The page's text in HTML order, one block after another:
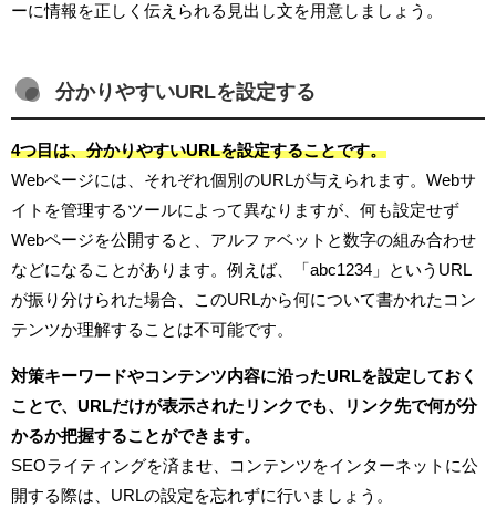
ーに情報を正しく伝えられる見出し文を用意しましょう。
分かりやすいURLを設定する
4つ目は、分かりやすいURLを設定することです。
Webページには、それぞれ個別のURLが与えられます。Webサ
イトを管理するツールによって異なりますが、何も設定せず
Webページを公開すると、アルファベットと数字の組み合わせ
などになることがあります。例えば、「abc1234」というURL
が振り分けられた場合、このURLから何について書かれたコン
テンツか理解することは不可能です。
対策キーワードやコンテンツ内容に沿ったURLを設定しておく
ことで、URLだけが表示されたリンクでも、リンク先で何が分
かるか把握することができます。
SEOライティングを済ませ、コンテンツをインターネットに公
開する際は、URLの設定を忘れずに行いましょう。